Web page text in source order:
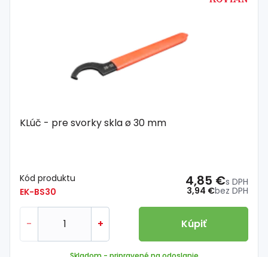
KLúč - pre svorky skla ø 30 mm
Kód produktu
EK-BS30
3,94 €bez DPH
4,85 €s DPH
- + Kúpiť